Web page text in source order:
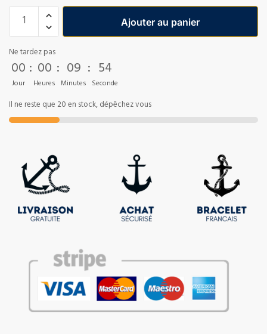
Ajouter au panier
Ne tardez pas
00
Jour
: 00
Heures
: 09
Minutes
: 52
Seconde
Il ne reste que 20 en stock, dépêchez vous